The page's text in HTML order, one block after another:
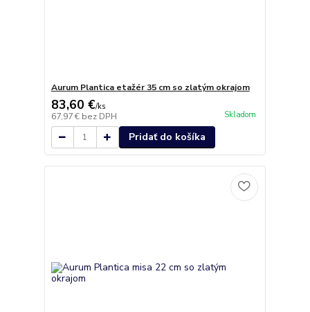
Aurum Plantica etažér 35 cm so zlatým okrajom
83,60 €/ks
67,97 € bez DPH Skladom
Pridať do košíka